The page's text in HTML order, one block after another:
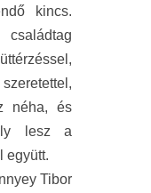
kincs.
néha, és
lesz a
együtt.
Tibor